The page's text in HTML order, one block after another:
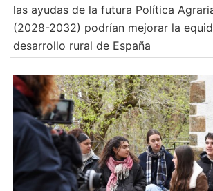
las ayudas de la futura Política
(2028-2032) podrían mejorar la
desarrollo rural de España